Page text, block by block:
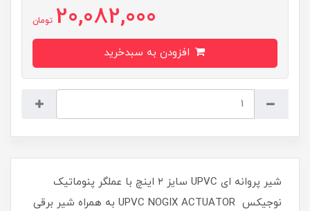
20,082,000 تومان
شیر پروانه ای UPVC سایز ۲ اینچ با عملگر پنوماتیک
نوجیکس UPVC NOGIX ACTUATOR به همراه شیر برقی